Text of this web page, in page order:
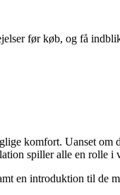
før køb, og få
komfort. Uanset
spiller alle en rolle i
en introduktion til de